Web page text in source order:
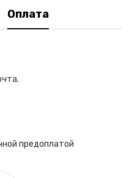
Оплата
предоплатой